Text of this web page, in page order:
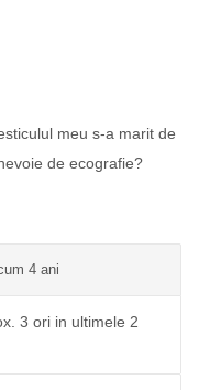
meu s-a marit de
de ecografie?
4 ani
3 ori in ultimele 2